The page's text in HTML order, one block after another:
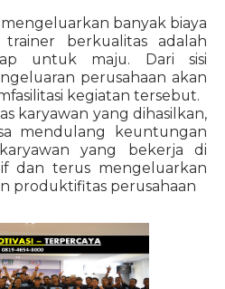
banyak biaya
berkualitas adalah
untuk maju. Dari sisi
perusahaan akan
kegiatan tersebut.
karyawan yang dihasilkan,
mendulang keuntungan
yang bekerja di
dan terus mengeluarkan
produktifitas perusahaan